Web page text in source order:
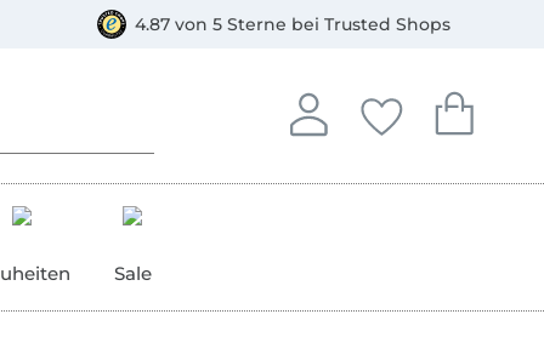
4.87 von 5 Sterne bei Trusted Shops
Anmelden
In deinem Konto
Deine
Du hast keine
Dein
Du hast
Sale